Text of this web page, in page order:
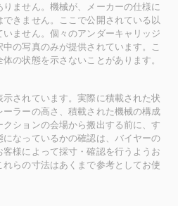
ません。機械が、メーカーの仕様に
きません。ここで公開されている以
ません。個々のアンダーキャリッジ
の写真のみが提供されています。こ
の状態を示さないことがあります。
されています。実際に積載された状
ラーの高さ、積載された機械の構成
ションの会場から搬出する前に、す
なっているかの確認は、バイヤーの
様によって採寸・確認を行うようお
らの寸法はあくまで参考としてお使